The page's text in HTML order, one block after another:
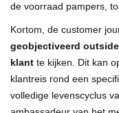
de voorraad pampers,
Kortom, de customer
geobjectiveerd
klant te kijken. Dit kan
klantreis rond een
volledige levenscyclus